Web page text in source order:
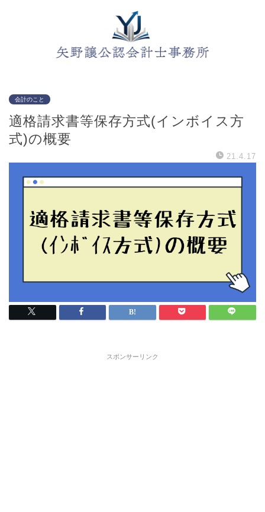
会計のこと
適格請求書等保存方式(インボイス方
式)の概要
21.4.17
スポンサーリンク